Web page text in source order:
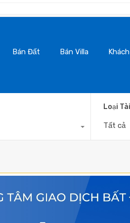
Bán Đất Bán Villa
Loại
Tất cả